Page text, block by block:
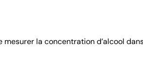
la concentration d’alcool